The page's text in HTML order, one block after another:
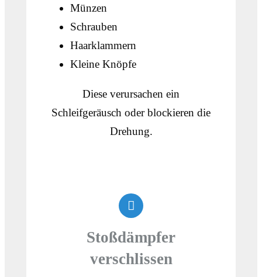
Münzen
Schrauben
Haarklammern
Kleine Knöpfe
Diese verursachen ein
Schleifgeräusch oder blockieren die
Drehung.
Stoßdämpfer
verschlissen